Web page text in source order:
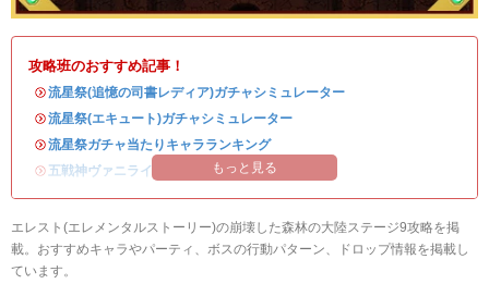
攻略班のおすすめ記事！
・流星祭(追憶の司書レディア)ガチャシミュレーター
・流星祭(エキュート)ガチャシミュレーター
・流星祭ガチャ当たりキャラランキング
・ 五戦神ヴァニライベントまとめもっと見る
エレスト(エレメンタルストーリー)の崩壊した森林の大陸ステージ9攻略を掲
載。おすすめキャラやパーティ、ボスの行動パターン、ドロップ情報を掲載し
ています。